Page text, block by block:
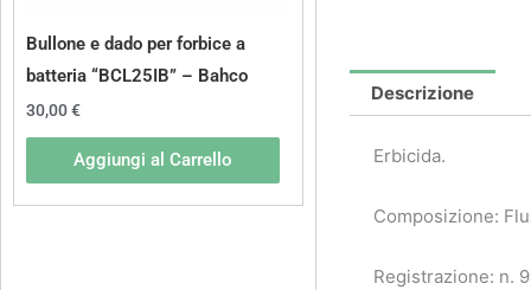
Bullone e dado per forbice a
batteria “BCL25IB” – Bahco
30,00€
Aggiungi al Carrello
Descrizione
Erbicida.
Composizione:
Registrazione: n.